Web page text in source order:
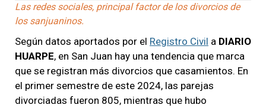
Las redes sociales, principal factor de los divorcios de
los sanjuaninos.
Según datos aportados por el Registro Civil a DIARIO
HUARPE, en San Juan hay una tendencia que marca
que se registran más divorcios que casamientos. En
el primer semestre de este 2024, las parejas
divorciadas fueron 805, mientras que hubo